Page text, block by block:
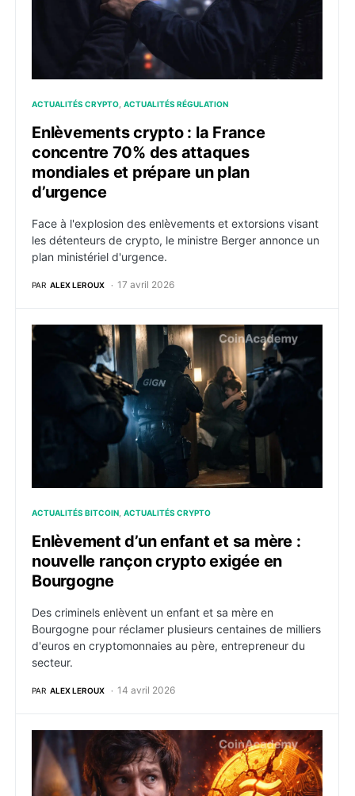
ACTUALITÉS CRYPTO ACTUALITÉS RÉGULATION
Enlèvements crypto : la France
concentre 70% des attaques
mondiales et prépare un plan
d’urgence
Face à l'explosion des enlèvements et extorsions visant
les détenteurs de crypto, le ministre Berger annonce un
plan ministériel d'urgence.
PAR ALEX LEROUX 17 avril 2026
Enlèvement d’un enfant et sa mère : nouvelle
ACTUALITÉS BITCOIN ACTUALITÉS CRYPTO
Enlèvement d’un enfant et sa mère :
nouvelle rançon crypto exigée en
Bourgogne
Des criminels enlèvent un enfant et sa mère en
Bourgogne pour réclamer plusieurs centaines de milliers
d'euros en cryptomonnaies au père, entrepreneur du
secteur.
PAR ALEX LEROUX 14 avril 2026
Javier Milei impliqué dans l’arnaque Libra : les logs